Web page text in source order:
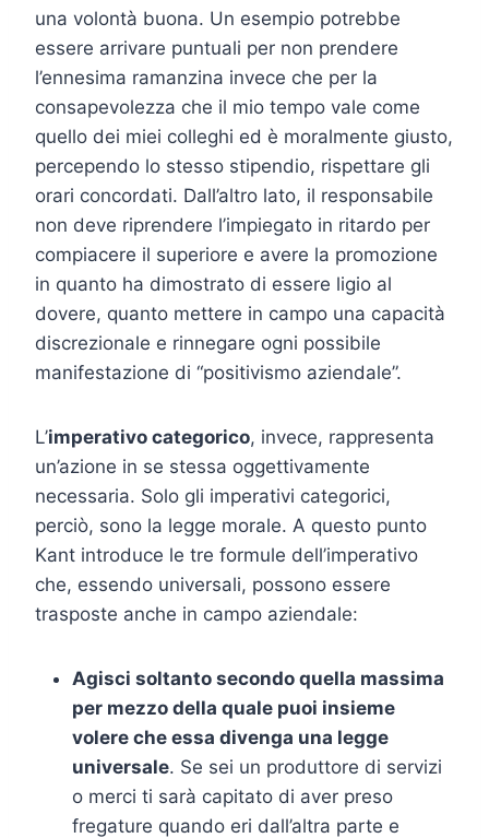
una volontà buona. Un esempio potrebbe
essere arrivare puntuali per non prendere
l’ennesima ramanzina invece che per la
consapevolezza che il mio tempo vale come
quello dei miei colleghi ed è moralmente giusto,
percependo lo stesso stipendio, rispettare gli
orari concordati. Dall’altro lato, il responsabile
non deve riprendere l’impiegato in ritardo per
compiacere il superiore e avere la promozione
in quanto ha dimostrato di essere ligio al
dovere, quanto mettere in campo una capacità
discrezionale e rinnegare ogni possibile
manifestazione di “positivismo aziendale”.
L’imperativo categorico, invece, rappresenta
un’azione in se stessa oggettivamente
necessaria. Solo gli imperativi categorici,
perciò, sono la legge morale. A questo punto
Kant introduce le tre formule dell’imperativo
che, essendo universali, possono essere
trasposte anche in campo aziendale:
Agisci soltanto secondo quella massima
per mezzo della quale puoi insieme
volere che essa divenga una legge
universale. Se sei un produttore di servizi
o merci ti sarà capitato di aver preso
fregature quando eri dall’altra parte e